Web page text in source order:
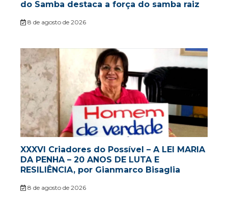
do Samba destaca a força do samba raiz
8 de agosto de 2026
XXXVI Criadores do Possível – A LEI MARIA
DA PENHA – 20 ANOS DE LUTA E
RESILIÊNCIA, por Gianmarco Bisaglia
8 de agosto de 2026